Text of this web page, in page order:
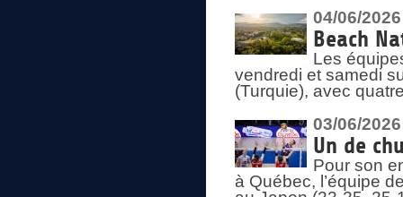
04/06/2026
Beach
Les
vendredi et samedi
(Turquie), avec
03/06/2026
Un de
Pour son
à Québec, l’équipe